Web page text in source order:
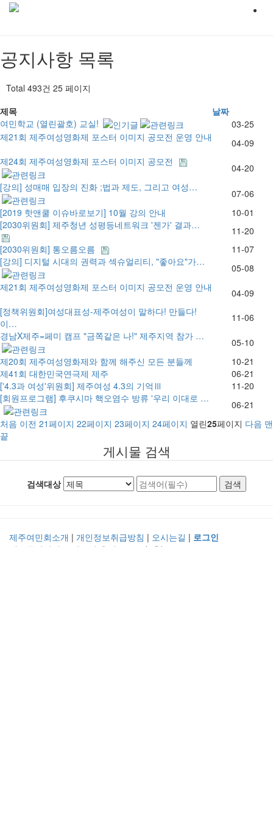
공지사항 목록
Total 493건 25 페이지
제목
날짜
여민학교 (열린괄호) 교실!
03-25
제21회 제주여성영화제 포스터 이미지 공모전 운영 안내
04-09
제24회 제주여성영화제 포스터 이미지 공모전
04-20
[강의] 성매매 입장의 진화 ;법과 제도, 그리고 여성…
07-06
[2019 핫앤쿨 이슈바로보기] 10월 강의 안내
10-01
[2030위원회] 제주청년 성평등네트워크 '젠가' 결과…
11-20
[2030위원회] 통오름오름
11-07
[강의] 디지털 시대의 권력과 섹슈얼리티, "좋아요"가…
05-08
제21회 제주여성영화제 포스터 이미지 공모전 운영 안내
04-09
[정책위원회]여성대표성-제주여성이 말하다! 만들다!
이…
11-06
경남X제주=페미 캠프 "금쪽같은 나!" 제주지역 참가 …
05-10
제20회 제주여성영화제와 함께 해주신 모든 분들께
10-21
제41회 대한민국연극제 제주
06-21
['4.3과 여성'위원회] 제주여성 4.3의 기억Ⅲ
11-20
[회원프로그램] 후쿠시마 핵오염수 방류 '우리 이대로 …
06-21
처음 이전 21페이지 22페이지 23페이지 24페이지 열린25페이지 다음 맨
끝
게시물 검색
검색대상
제주여민회소개 | 개인정보취급방침 | 오시는길 | 로그인
제주특별자치도 제주시 용담로 134 (3층)